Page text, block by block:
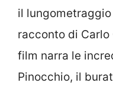
il
racconto di Carlo
film narra le
Pinocchio, il